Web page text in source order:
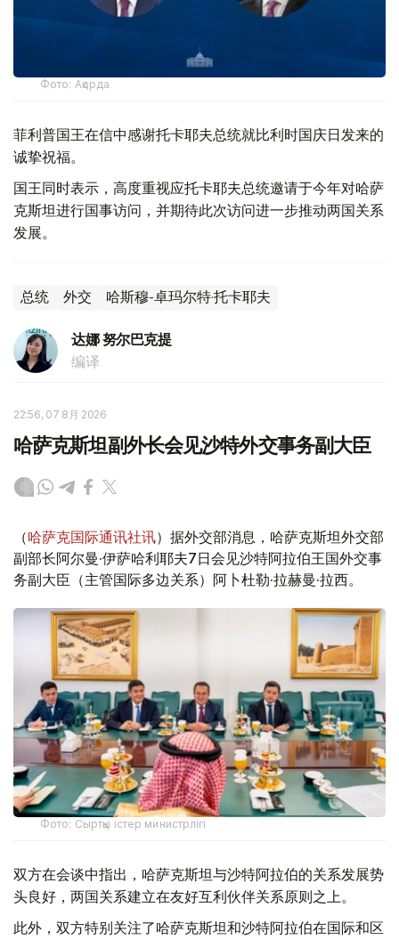
Фото: Ақорда
菲利普国王在信中感谢托卡耶夫总统就比利时国庆日发来的
诚挚祝福。
国王同时表示，高度重视应托卡耶夫总统邀请于今年对哈萨
克斯坦进行国事访问，并期待此次访问进一步推动两国关系
发展。
总统 外交 哈斯穆-卓玛尔特·托卡耶夫
达娜 努尔巴克提
编译
22:56, 07 8月 2026
哈萨克斯坦副外长会见沙特外交事务副大臣
（哈萨克国际通讯社讯）据外交部消息，哈萨克斯坦外交部
副部长阿尔曼·伊萨哈利耶夫7日会见沙特阿拉伯王国外交事
务副大臣（主管国际多边关系）阿卜杜勒·拉赫曼·拉西。
Фото: Сыртқы істер министрлігі
双方在会谈中指出，哈萨克斯坦与沙特阿拉伯的关系发展势
头良好，两国关系建立在友好互利伙伴关系原则之上。
此外，双方特别关注了哈萨克斯坦和沙特阿拉伯在国际和区